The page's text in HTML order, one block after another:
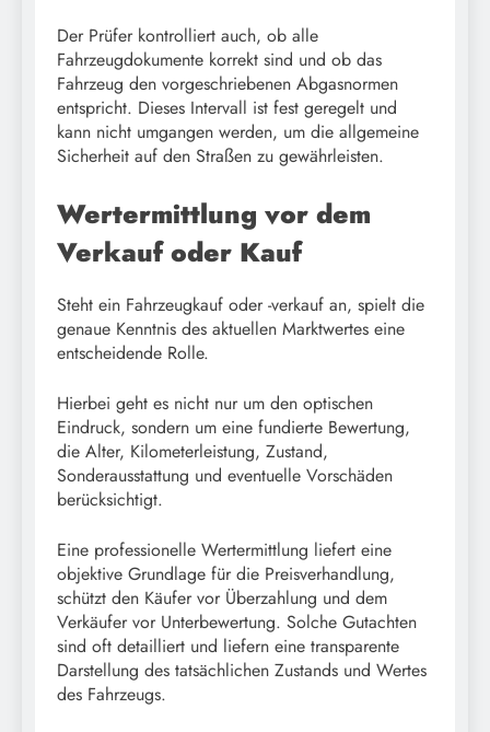
Der Prüfer kontrolliert auch, ob alle
Fahrzeugdokumente korrekt sind und ob das
Fahrzeug den vorgeschriebenen Abgasnormen
entspricht. Dieses Intervall ist fest geregelt und
kann nicht umgangen werden, um die allgemeine
Sicherheit auf den Straßen zu gewährleisten.
Wertermittlung vor dem
Verkauf oder Kauf
Steht ein Fahrzeugkauf oder -verkauf an, spielt die
genaue Kenntnis des aktuellen Marktwertes eine
entscheidende Rolle.
Hierbei geht es nicht nur um den optischen
Eindruck, sondern um eine fundierte Bewertung,
die Alter, Kilometerleistung, Zustand,
Sonderausstattung und eventuelle Vorschäden
berücksichtigt.
Eine professionelle Wertermittlung liefert eine
objektive Grundlage für die Preisverhandlung,
schützt den Käufer vor Überzahlung und dem
Verkäufer vor Unterbewertung. Solche Gutachten
sind oft detailliert und liefern eine transparente
Darstellung des tatsächlichen Zustands und Wertes
des Fahrzeugs.